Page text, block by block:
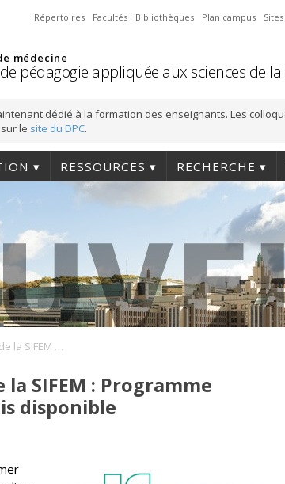
Répertoires Facultés Bibliothèques Plan campus
médecine
pédagogie appliquée aux sciences de la
dédié à la formation des enseignants. Les
le site du DPC.
RESSOURCES RECHERCHE
Ateliers d’automne de la SIFEM : Programme préliminaire désormais disponible
SIFEM : Programme
disponible